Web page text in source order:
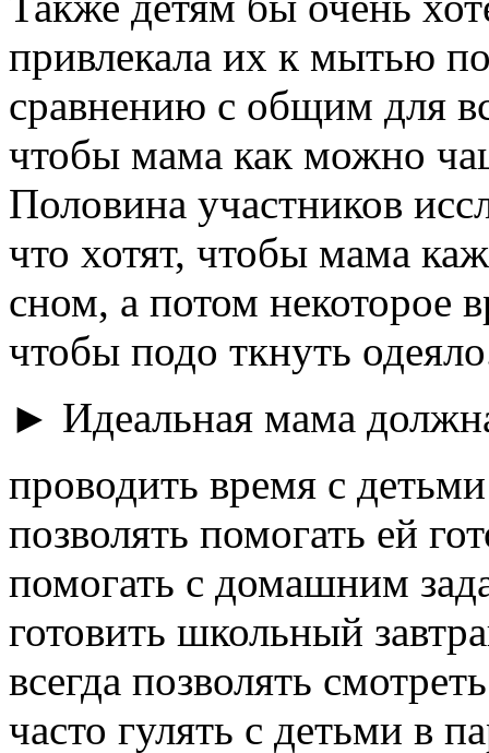
привлекала их к мытью
сравнению с общим для
чтобы мама как можно
Половина участников
что хотят, чтобы мама
сном, а потом некоторое
чтобы подо ткнуть
► Идеальная мама
проводить время с
позволять помогать ей
помогать с домашним
готовить школьный
всегда позволять
часто гулять с детьми в